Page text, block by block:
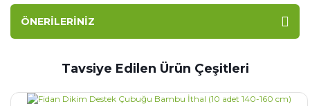
ÖNERILERINIZ
Tavsiye Edilen Ürün Çeşitleri